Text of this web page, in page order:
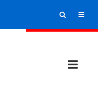
ricerca menu